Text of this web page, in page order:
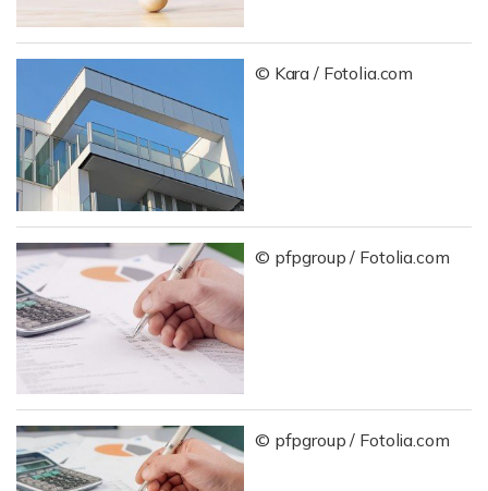
© Kara / Fotolia.com
© pfpgroup / Fotolia.com
© pfpgroup / Fotolia.com